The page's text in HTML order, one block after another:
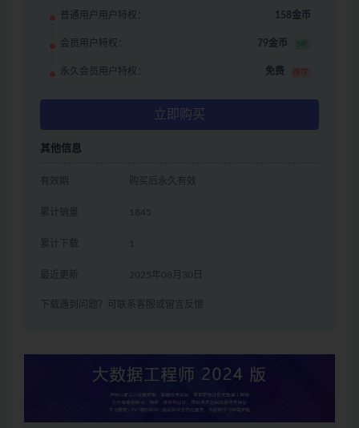
普通用户用户特权： 158金币
会员用户特权： 79金币 5折
永久会员用户特权： 免费 推荐
立即购买
其他信息
有效期 购买后永久有效
累计销量 1845
累计下载 1
最近更新 2025年08月30日
下载遇到问题？可联系客服或留言反馈